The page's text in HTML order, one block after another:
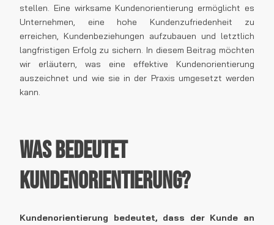
stellen. Eine wirksame Kundenorientierung ermöglicht es
Unternehmen, eine hohe Kundenzufriedenheit zu
erreichen, Kundenbeziehungen aufzubauen und letztlich
langfristigen Erfolg zu sichern. In diesem Beitrag möchten
wir erläutern, was eine effektive Kundenorientierung
auszeichnet und wie sie in der Praxis umgesetzt werden
kann.
Was bedeutet
Kundenorientierung?
Kundenorientierung bedeutet, dass der Kunde an